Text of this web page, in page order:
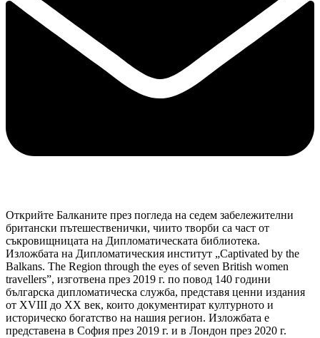
Открийте Балканите през погледа на седем забележителни
британски пътешественички, чиито творби са част от
съкровищницата на Дипломатическата библиотека.
Изложбата на Дипломатическия институт „Captivated by the
Balkans. The Region through the eyes of seven British women
travellers”, изготвена през 2019 г. по повод 140 години
българска дипломатическа служба, представя ценни издания
от XVIII до XX век, които документират културното и
историческо богатство на нашия регион. Изложбата е
представена в София през 2019 г. и в Лондон през 2020 г.